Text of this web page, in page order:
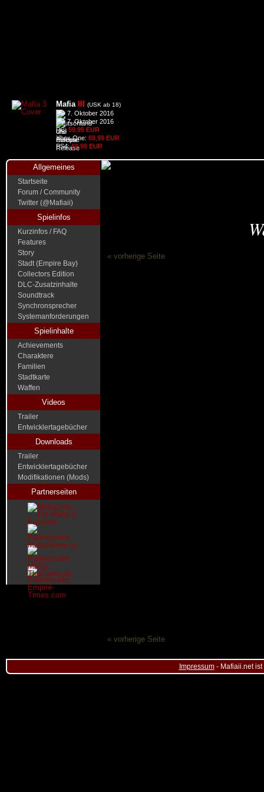
Mafia (USK ab 18)
7. Oktober 2016
7. Oktober 2016
PC: 59,95 EUR
Xbox One: 69,99 EUR
PS4:69,99 EUR
Allgemeines
Startseite
Forum / Community
Twitter (@Mafiaii)
Spielinfos
Kurzinfos / FAQ
Features
Story
Stadt (Empire Bay)
Collectors Edition
DLC-Zusatzinhalte
Soundtrack
Synchronsprecher
Systemanforderungen
Spielinhalte
Achievements
Charaktere
Familien
Stadtkarte
Waffen
Videos
Trailer
Entwicklertagebücher
Downloads
Trailer
Entwicklertagebücher
Modifikationen (Mods)
Partnerseiten
« vorherige Seite
« vorherige Seite
Impressum- Mafiaii.net ist